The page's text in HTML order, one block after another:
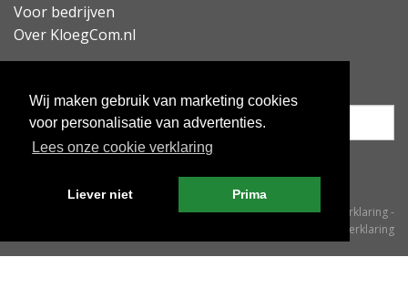
Wij maken gebruik van marketing cookies
voor personalisatie van advertenties.
Lees onze cookie verklaring
Liever niet Prima
Voor bedrijven
Over KloegCom.nl
Algemene voorwaarden-Cookieverklaring-
Privacyverklaring